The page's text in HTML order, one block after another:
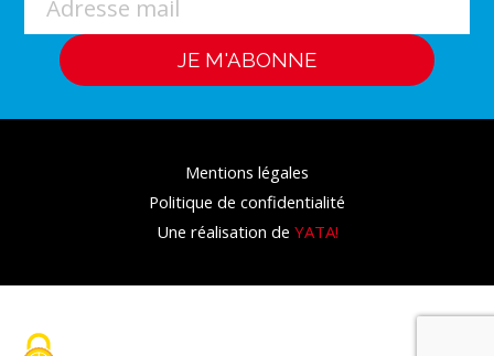
Mentions légales
Politique de confidentialité
Une réalisation de YATA!